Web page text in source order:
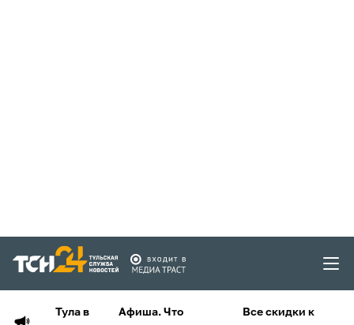
Тула в
Афиша. Что
Все скидки к